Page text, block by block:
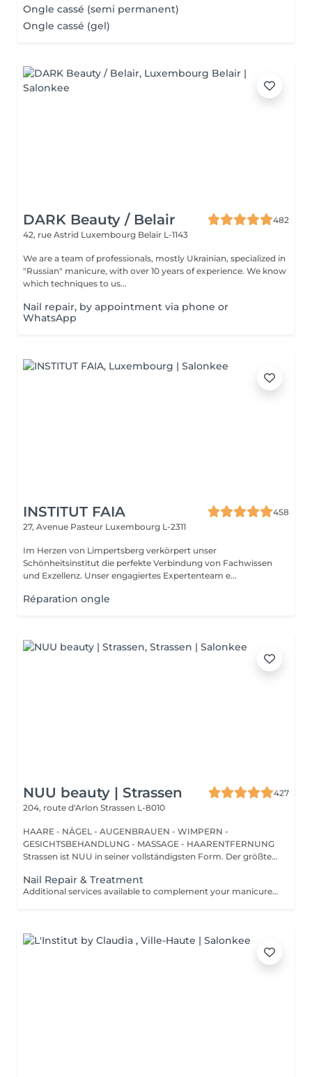
Ongle cassé (semi permanent)
Ongle cassé (gel)
DARK Beauty / Belair
482
42, rue Astrid Luxembourg Belair L-1143
We are a team of professionals, mostly Ukrainian, specialized in
"Russian" manicure, with over 10 years of experience. We know
which techniques to us...
Nail repair, by appointment via phone or
WhatsApp
INSTITUT FAIA
458
27, Avenue Pasteur Luxembourg L-2311
Im Herzen von Limpertsberg verkörpert unser
Schönheitsinstitut die perfekte Verbindung von Fachwissen
und Exzellenz. Unser engagiertes Expertenteam e...
Réparation ongle
NUU beauty | Strassen
427
204, route d'Arlon Strassen L-8010
HAARE - NÄGEL - AUGENBRAUEN - WIMPERN -
GESICHTSBEHANDLUNG - MASSAGE - HAARENTFERNUNG
Strassen ist NUU in seiner vollständigsten Form. Der größte
Nail Repair & Treatment
Additional services available to complement your manicure or as standalone treatments. Nail Repair per nail (during service) Minor repair of a single nail (small crack, local damage or broken nail). This option can be added multiple times if more than one nail requires repair. Charged at 3€ per nail for Manicure with Gel Polish services. Nail Repair per nail (walk-in) Repair of one nail without manicure or polish application. Suitable for clients booking a repair only. Onycholysis Treatment per nail Targeted care for nails affected by onycholysis. Performed without polish to support healthy nail recovery. IBX Nail Repair System Professional nail treatment designed to strengthen and restore natural nails. Can be booked alone or combined with gel removal for deeper repair. Gel Polish Removal Gentle and careful removal of gel polish.